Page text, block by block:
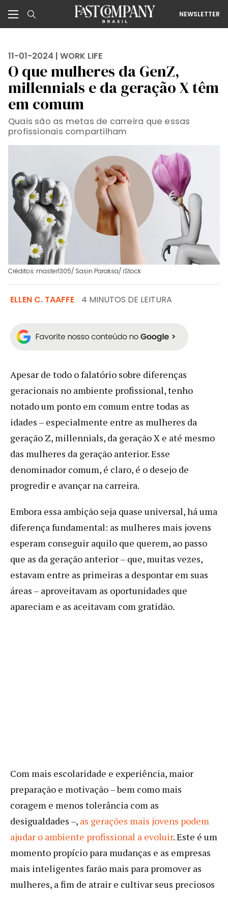
NEWSLETTER
11-01-2024 | WORK LIFE
O que mulheres da GenZ,
millennials e da geração X têm
em comum
Quais são as metas de carreira que essas
profissionais compartilham
Créditos: master1305/ Sasin Paraksa/ iStock
ELLEN C. TAAFFE 4 MINUTOS DE LEITURA
Apesar de todo o falatório sobre diferenças
geracionais no ambiente profissional, tenho
notado um ponto em comum entre todas as
idades – especialmente entre as mulheres da
geração Z, millennials, da geração X e até mesmo
das mulheres da geração anterior. Esse
denominador comum, é claro, é o desejo de
progredir e avançar na carreira.
Embora essa ambição seja quase universal, há uma
diferença fundamental: as mulheres mais jovens
esperam conseguir aquilo que querem, ao passo
que as da geração anterior – que, muitas vezes,
estavam entre as primeiras a despontar em suas
áreas – aproveitavam as oportunidades que
apareciam e as aceitavam com gratidão.
Com mais escolaridade e experiência, maior
preparação e motivação – bem como mais
coragem e menos tolerância com as
desigualdades –, as gerações mais jovens podem
ajudar o ambiente profissional a evoluir. Este é um
momento propício para mudanças e as empresas
mais inteligentes farão mais para promover as
mulheres, a fim de atrair e cultivar seus preciosos